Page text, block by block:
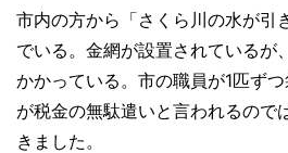
市内の方から「さくら川の水が引
でいる。金網が設置されているが
かかっている。市の職員が1匹ず
が税金の無駄遣いと言われるので
きました。